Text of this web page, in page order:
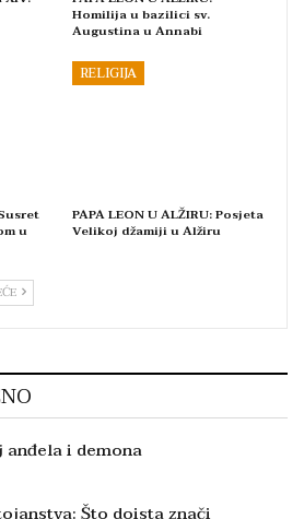
Homilija u bazilici sv.
Augustina u Annabi
u
RELIGIJA
PAPA LEON U ALŽIRU: Posjeta
Velikoj džamiji u Alžiru
i demona